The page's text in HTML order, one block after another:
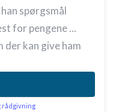
spørgsmål
for pengene ...
kan give ham
rådgivning